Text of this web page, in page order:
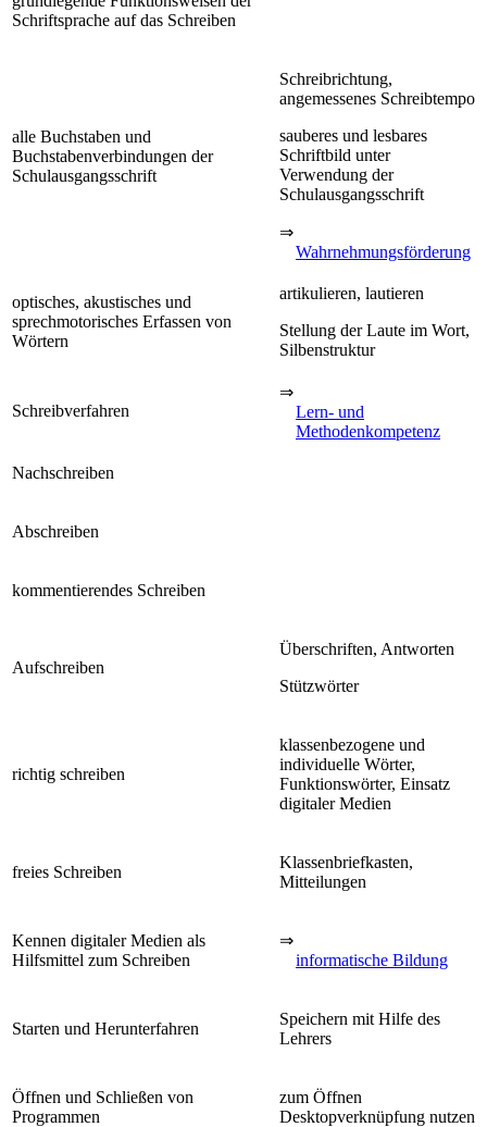
Schriftsprache auf das Schreiben
alle Buchstaben und
Buchstabenverbindungen der
Schulausgangsschrift
Schreibrichtung,
angemessenes Schreibtempo
sauberes und lesbares
Schriftbild unter
Verwendung der
Schulausgangsschrift
⇒
Wahrnehmungsförderung
optisches, akustisches und
sprechmotorisches Erfassen von
Wörtern
artikulieren, lautieren
Stellung der Laute im Wort,
Silbenstruktur
Schreibverfahren
⇒
Lern- und
Methodenkompetenz
Nachschreiben
Abschreiben
kommentierendes Schreiben
Aufschreiben
Überschriften, Antworten
Stützwörter
richtig schreiben
klassenbezogene und
individuelle Wörter,
Funktionswörter, Einsatz
digitaler Medien
freies Schreiben
Klassenbriefkasten,
Mitteilungen
Kennen digitaler Medien als
Hilfsmittel zum Schreiben
⇒
informatische Bildung
Starten und Herunterfahren
Speichern mit Hilfe des
Lehrers
Öffnen und Schließen von
Programmen
zum Öffnen
Desktopverknüpfung nutzen